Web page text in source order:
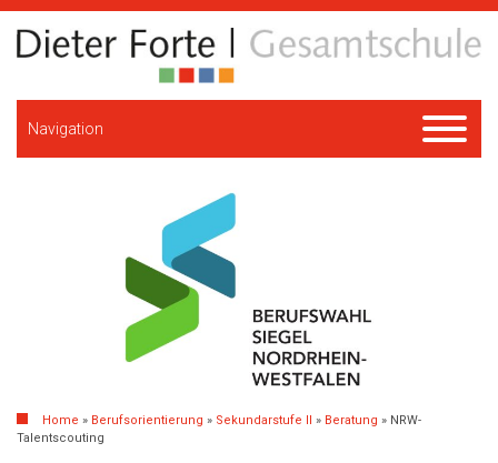
Navigation
Home » Berufsorientierung » Sekundarstufe II » Beratung » NRW-
Talentscouting